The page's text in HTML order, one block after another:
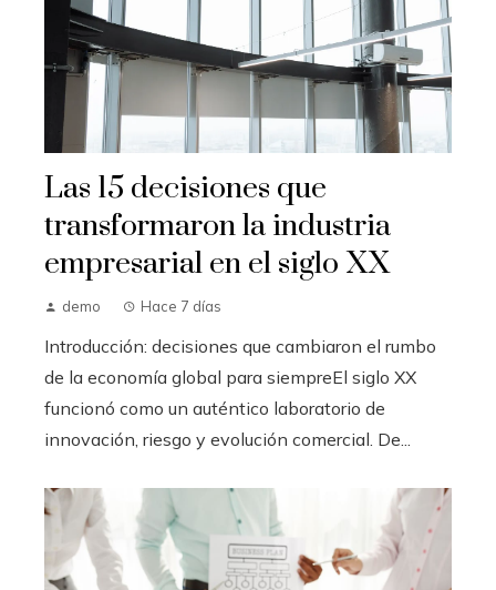
Las 15 decisiones que
transformaron la industria
empresarial en el siglo XX
demo Hace 7 días
Introducción: decisiones que cambiaron el rumbo
de la economía global para siempreEl siglo XX
funcionó como un auténtico laboratorio de
innovación, riesgo y evolución comercial. De...